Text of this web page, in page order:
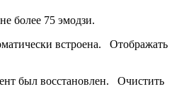
более 75 эмодзи.
встроена. Отображать
был восстановлен. Очистить